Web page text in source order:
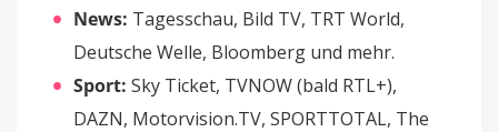
News: Tagesschau, Bild TV, TRT World,
Deutsche Welle, Bloomberg und mehr.
Sport: Sky Ticket, TVNOW (bald RTL+),
DAZN, Motorvision.TV, SPORTTOTAL, The